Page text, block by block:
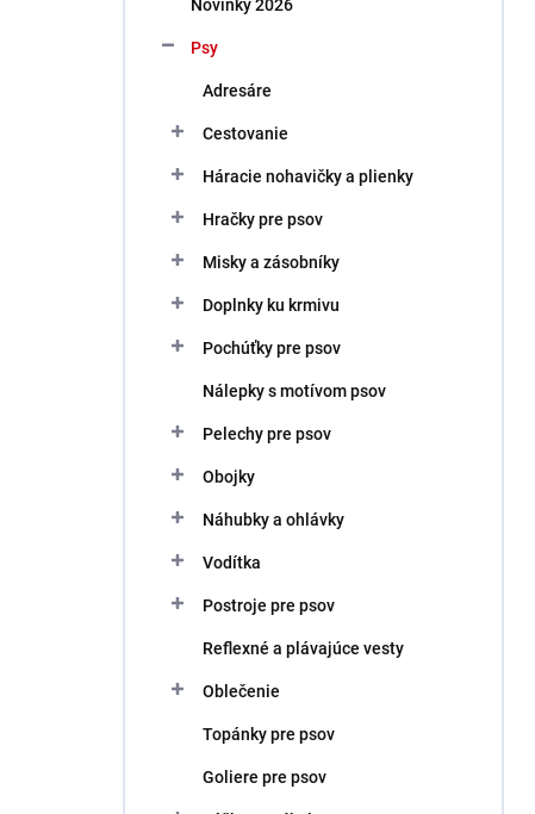
Novinky 2026
Psy
Adresáre
Cestovanie
Háracie nohavičky a plienky
Hračky pre psov
Misky a zásobníky
Doplnky ku krmivu
Pochúťky pre psov
Nálepky s motívom psov
Pelechy pre psov
Obojky
Náhubky a ohlávky
Vodítka
Postroje pre psov
Reflexné a plávajúce vesty
Oblečenie
Topánky pre psov
Goliere pre psov